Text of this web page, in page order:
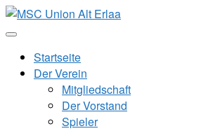
Zum
Inhalt
Startseite
Der Verein
Mitgliedschaft
Der Vorstand
Spieler